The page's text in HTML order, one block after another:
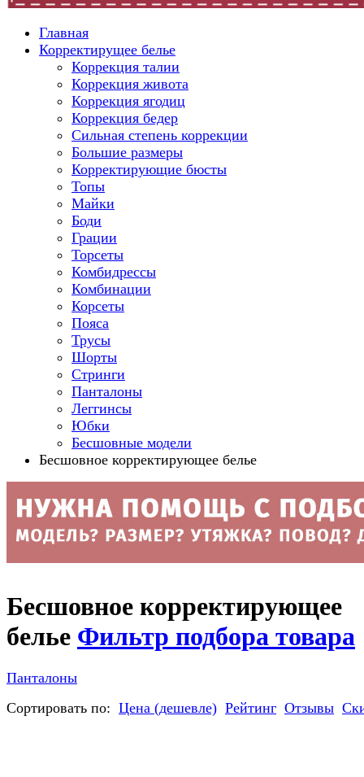
Главная
Корректирущее белье
Коррекция талии
Коррекция живота
Коррекция ягодиц
Коррекция бедер
Сильная степень коррекции
Большие размеры
Корректирующие бюсты
Топы
Майки
Боди
Грации
Торсеты
Комбидрессы
Комбинации
Корсеты
Пояса
Трусы
Шорты
Стринги
Панталоны
Леггинсы
Юбки
Бесшовные модели
Бесшовное корректирующее белье
Бесшовное корректирующее
белье Фильтр подбора товара
Панталоны
Сортировать по: Цена (дешевле) Рейтинг Отзывы